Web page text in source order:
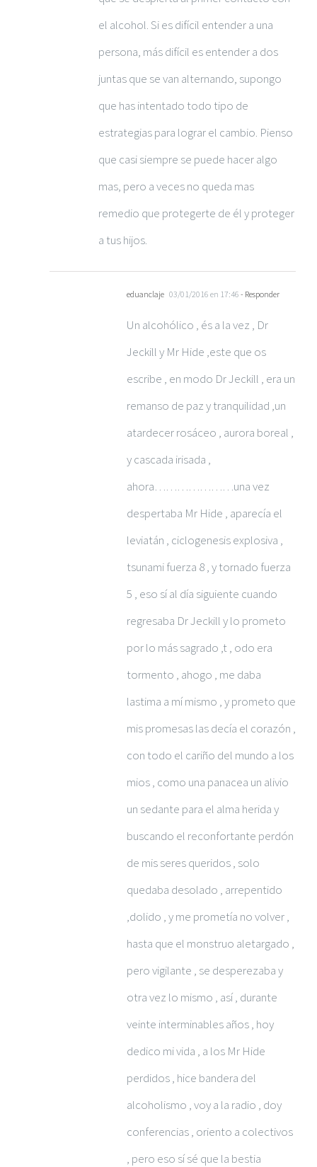
el alcohol. Si es difícil entender a una
persona, más difícil es entender a dos
juntas que se van alternando, supongo
que has intentado todo tipo de
estrategias para lograr el cambio. Pienso
que casi siempre se puede hacer algo
mas, pero a veces no queda mas
remedio que protegerte de él y proteger
a tus hijos.
eduanclaje 03/01/2016 en 17:46 - Responder
Un alcohólico , és a la vez , Dr
Jeckill y Mr Hide ,este que os
escribe , en modo Dr Jeckill , era un
remanso de paz y tranquilidad ,un
atardecer rosáceo , aurora boreal ,
y cascada irisada ,
ahora…………………una vez
despertaba Mr Hide , aparecía el
leviatán , ciclogenesis explosiva ,
tsunami fuerza 8 , y tornado fuerza
5 , eso sí al día siguiente cuando
regresaba Dr Jeckill y lo prometo
por lo más sagrado ,t , odo era
tormento , ahogo , me daba
lastima a mí mismo , y prometo que
mis promesas las decía el corazón ,
con todo el cariño del mundo a los
mios , como una panacea un alivio
un sedante para el alma herida y
buscando el reconfortante perdón
de mis seres queridos , solo
quedaba desolado , arrepentido
,dolido , y me prometía no volver ,
hasta que el monstruo aletargado ,
pero vigilante , se desperezaba y
otra vez lo mismo , así , durante
veinte interminables años , hoy
dedico mi vida , a los Mr Hide
perdidos , hice bandera del
alcoholismo , voy a la radio , doy
conferencias , oriento a colectivos
, pero eso sí sé que la bestia